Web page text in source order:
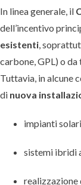
In linea generale, il
dell’incentivo
esistenti,
carbone, GPL) o
Tuttavia, in alcune
di nuova
impianti
sistemi ibridi
realizzazione